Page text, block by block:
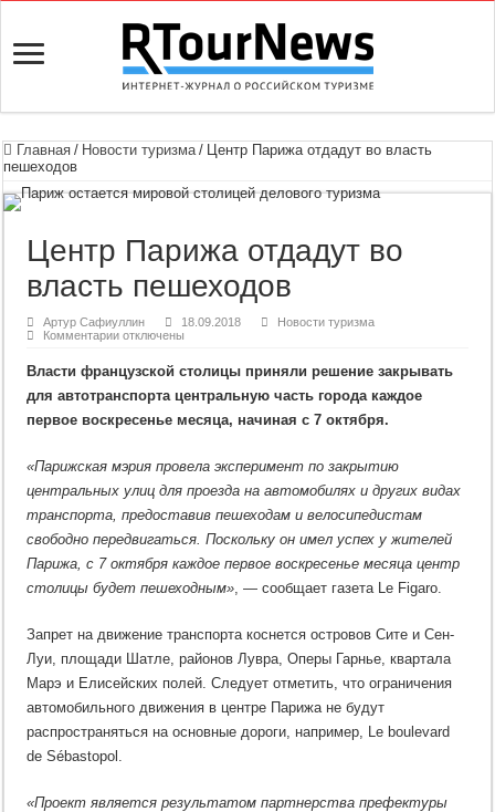
Главная / Новости туризма / Центр Парижа отдадут во власть
пешеходов
Центр Парижа отдадут во
власть пешеходов
Артур Сафиуллин 18.09.2018
Новости туризма
Комментариик
Парижа
во
пешеходов
отключены
Власти французской столицы приняли решение закрывать
для автотранспорта центральную часть города каждое
первое воскресенье месяца, начиная с 7 октября.
«Парижская мэрия провела эксперимент по закрытию
центральных улиц для проезда на автомобилях и других видах
транспорта, предоставив пешеходам и велосипедистам
свободно передвигаться. Поскольку он имел успех у жителей
Парижа, с 7 октября каждое первое воскресенье месяца центр
столицы будет пешеходным», — сообщает газета Le Figaro.
Запрет на движение транспорта коснется островов Сите и Сен-
Луи, площади Шатле, районов Лувра, Оперы Гарнье, квартала
Марэ и Елисейских полей. Следует отметить, что ограничения
автомобильного движения в центре Парижа не будут
распространяться на основные дороги, например, Le boulevard
de Sébastopol.
«Проект является результатом партнерства префектуры